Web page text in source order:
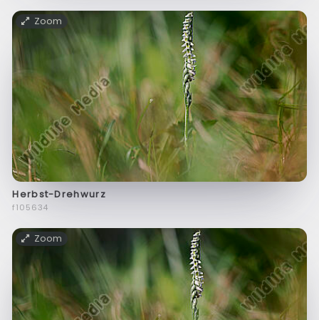
Zoom
Herbst-Drehwurz
f105634
Zoom